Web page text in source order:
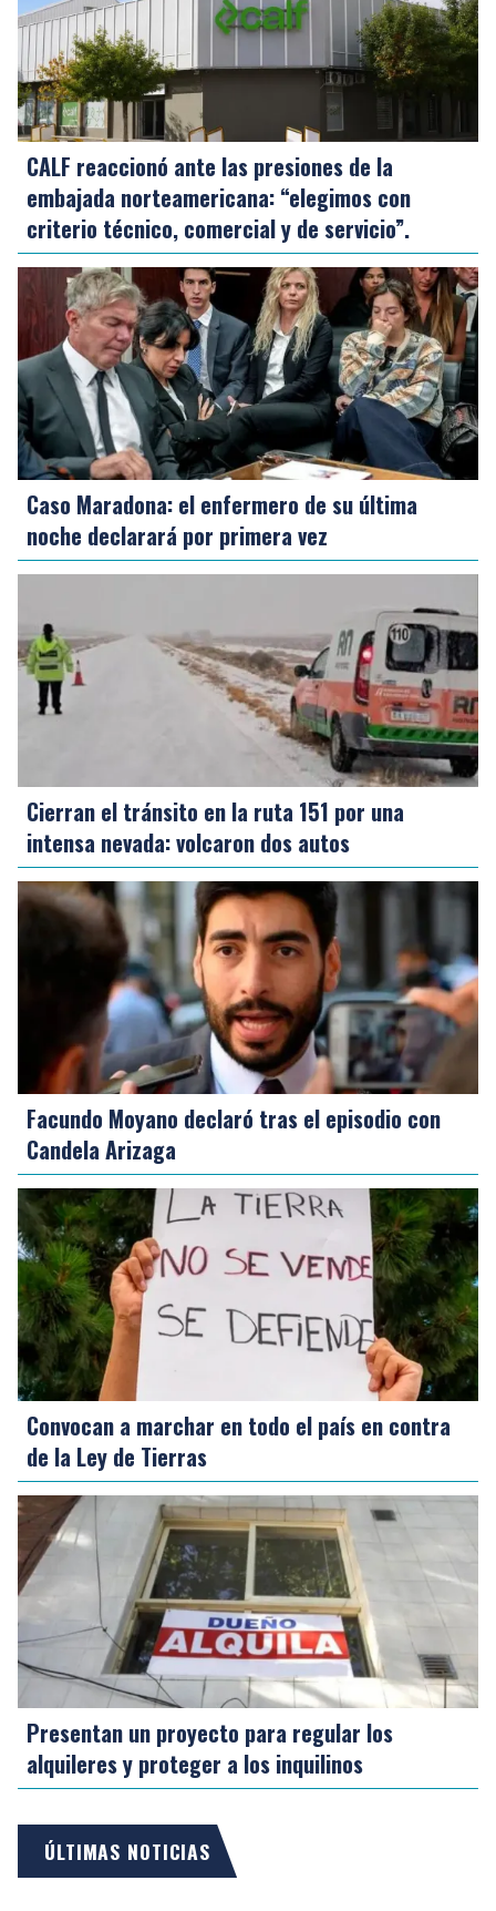
CALF reaccionó ante las presiones de la
embajada norteamericana: “elegimos con
criterio técnico, comercial y de servicio”.
Caso Maradona: el enfermero de su última
noche declarará por primera vez
Cierran el tránsito en la ruta 151 por una
intensa nevada: volcaron dos autos
Facundo Moyano declaró tras el episodio con
Candela Arizaga
Convocan a marchar en todo el país en contra
de la Ley de Tierras
Presentan un proyecto para regular los
alquileres y proteger a los inquilinos
ÚLTIMAS NOTICIAS